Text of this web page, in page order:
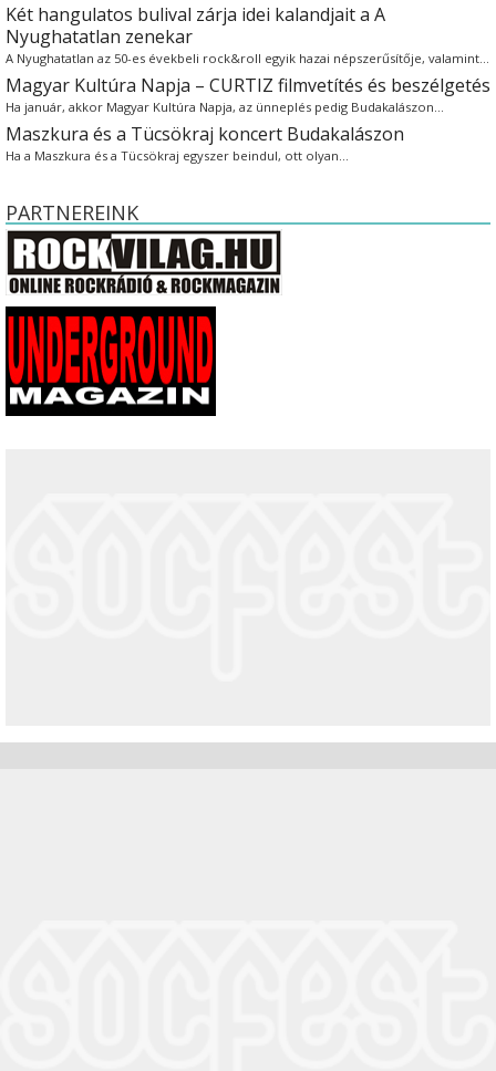
Két hangulatos bulival zárja idei kalandjait a A
Nyughatatlan zenekar
A Nyughatatlan az 50-es évekbeli rock&roll egyik hazai népszerűsítője, valamint…
Magyar Kultúra Napja – CURTIZ filmvetítés és beszélgetés
Ha január, akkor Magyar Kultúra Napja, az ünneplés pedig Budakalászon…
Maszkura és a Tücsökraj koncert Budakalászon
Ha a Maszkura és a Tücsökraj egyszer beindul, ott olyan…
PARTNEREINK